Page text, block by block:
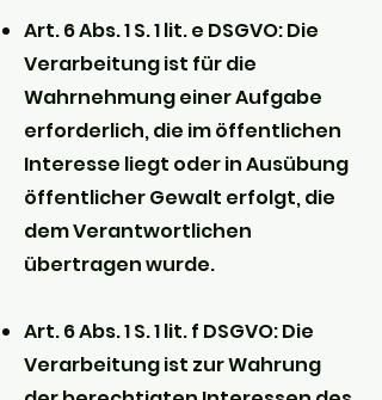
Art. 6 Abs. 1 S. 1 lit. e DSGVO: Die
Verarbeitung ist für die
Wahrnehmung einer Aufgabe
erforderlich, die im öffentlichen
Interesse liegt oder in Ausübung
öffentlicher Gewalt erfolgt, die
dem Verantwortlichen
übertragen wurde.
Art. 6 Abs. 1 S. 1 lit. f DSGVO: Die
Verarbeitung ist zur Wahrung